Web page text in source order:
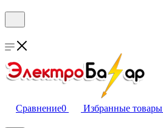
Сравнение0 Избранные товары